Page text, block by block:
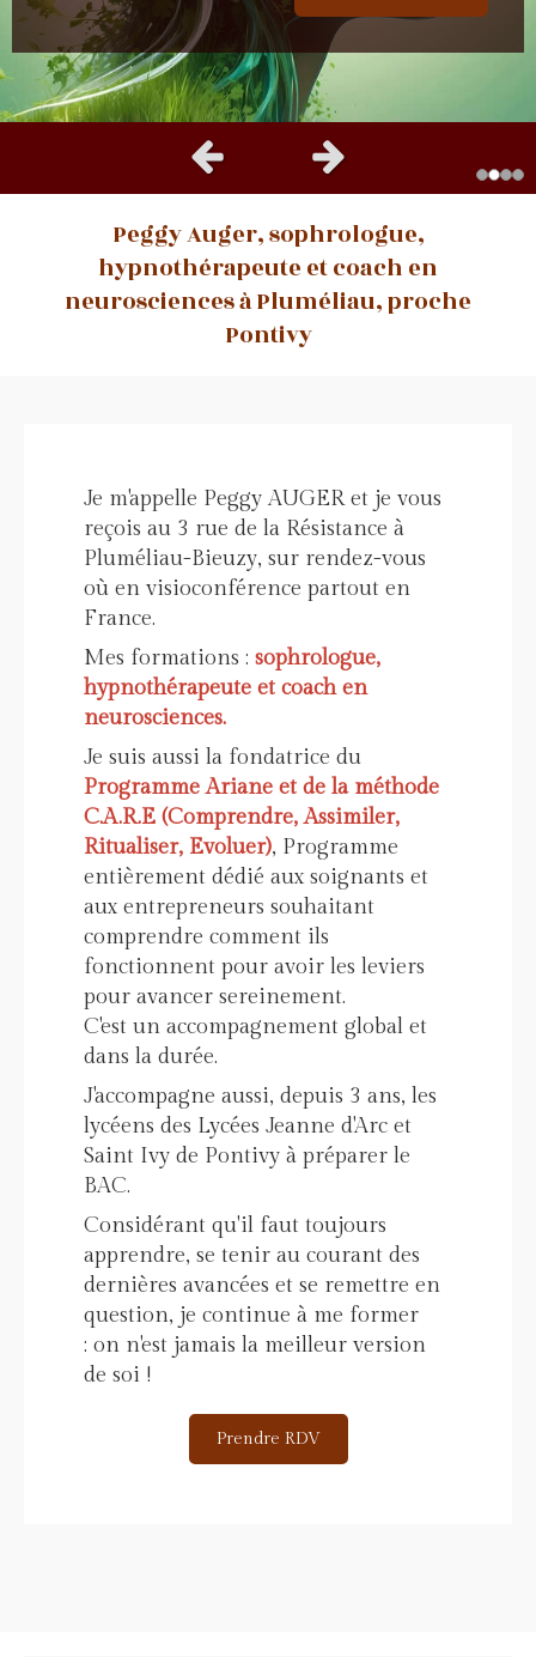
Prendre rendez-vous
Contacter le cabinet
En savoir plus
Slide précédentSlide suivant
Peggy Auger, sophrologue,
hypnothérapeute et coach en
neurosciences à Pluméliau, proche
Pontivy
Je m'appelle Peggy AUGER et je vous
reçois au 3 rue de la Résistance à
Pluméliau-Bieuzy, sur rendez-vous
où en visioconférence partout en
France.
Mes formations : sophrologue,
hypnothérapeute et coach en
neurosciences.
Je suis aussi la fondatrice du
Programme Ariane et de la méthode
C.A.R.E (Comprendre, Assimiler,
Ritualiser, Evoluer), Programme
entièrement dédié aux soignants et
aux entrepreneurs souhaitant
comprendre comment ils
fonctionnent pour avoir les leviers
pour avancer sereinement.
C'est un accompagnement global et
dans la durée.
J'accompagne aussi, depuis 3 ans, les
lycéens des Lycées Jeanne d'Arc et
Saint Ivy de Pontivy à préparer le
BAC.
Considérant qu'il faut toujours
apprendre, se tenir au courant des
dernières avancées et se remettre en
question, je continue à me former
: on n'est jamais la meilleur version
de soi !
Prendre RDV